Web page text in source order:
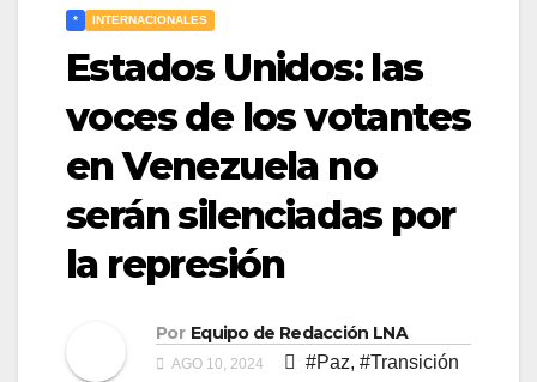
* INTERNACIONALES
Estados Unidos: las
voces de los votantes
en Venezuela no
serán silenciadas por
la represión
Por Equipo de Redacción LNA
AGO 10, 2024 #Paz, #Transición